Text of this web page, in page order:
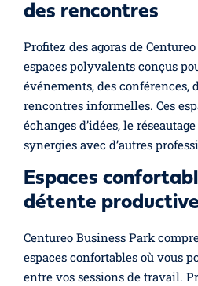
des rencontres
Profitez des agoras de
espaces polyvalents conçus
événements, des conférences,
rencontres informelles. Ces
échanges d’idées, le
synergies avec d’autres
Espaces
détente productive
Centureo Business Park
espaces confortables où vous
entre vos sessions de travail.